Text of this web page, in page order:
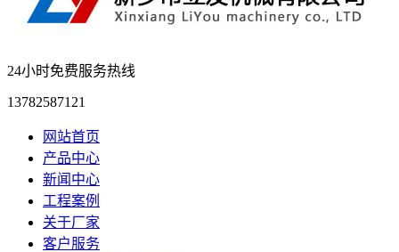
24小时免费服务热线
13782587121
网站首页
产品中心
新闻中心
工程案例
关于厂家
客户服务